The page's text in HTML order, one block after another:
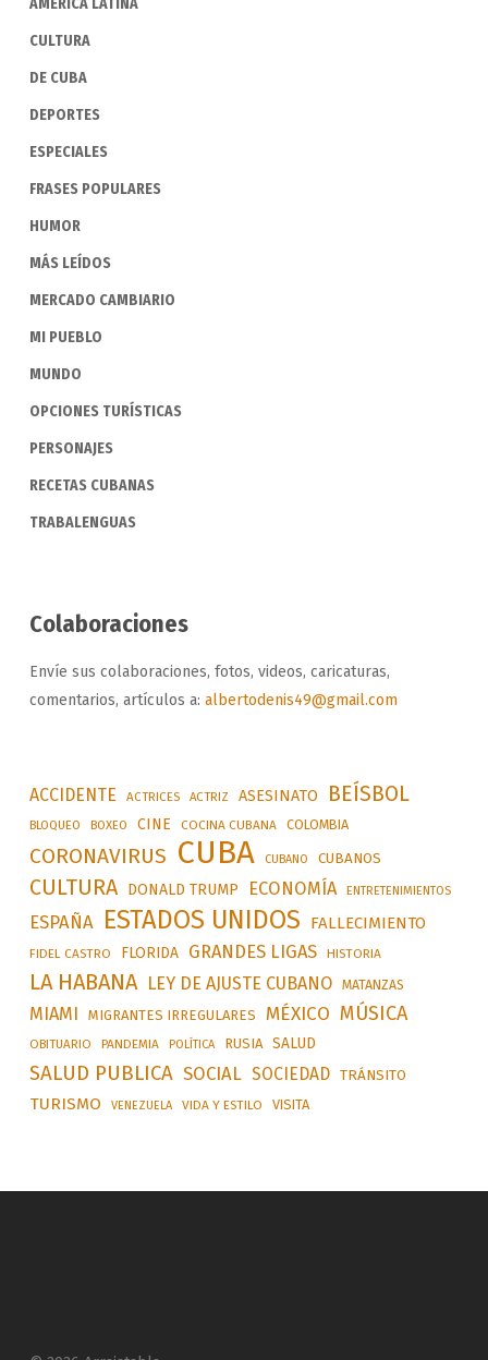
AMÉRICA LATINA
CULTURA
DE CUBA
DEPORTES
ESPECIALES
FRASES POPULARES
HUMOR
MÁS LEÍDOS
MERCADO CAMBIARIO
MI PUEBLO
MUNDO
OPCIONES TURÍSTICAS
PERSONAJES
RECETAS CUBANAS
TRABALENGUAS
Colaboraciones
Envíe sus colaboraciones, fotos, videos, caricaturas,
comentarios, artículos a: albertodenis49@gmail.com
ACCIDENTE ACTRICES ACTRIZ ASESINATO BEÍSBOL
BLOQUEO BOXEO CINE COCINA CUBANA COLOMBIA
CORONAVIRUS CUBA CUBANO CUBANOS
CULTURA DONALD TRUMP ECONOMÍA ENTRETENIMIENTOS
ESPAÑA ESTADOS UNIDOS FALLECIMIENTO
FIDEL CASTRO FLORIDA GRANDES LIGAS HISTORIA
LA HABANA LEY DE AJUSTE CUBANO MATANZAS
MIAMI MIGRANTES IRREGULARES MÉXICO MÚSICA
OBITUARIO PANDEMIA POLÍTICA RUSIA SALUD
SALUD PUBLICA SOCIAL SOCIEDAD TRÁNSITO
TURISMO VENEZUELA VIDA Y ESTILO VISITA